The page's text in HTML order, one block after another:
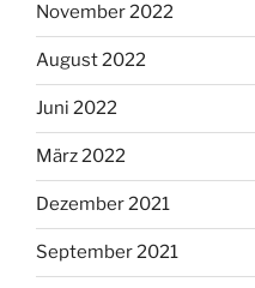
November 2022
August 2022
Juni 2022
März 2022
Dezember 2021
September 2021